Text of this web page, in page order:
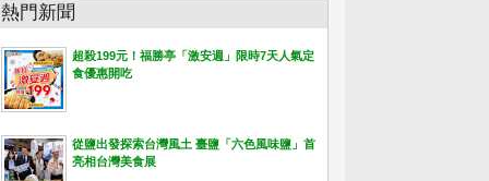
熱門新聞
超殺199元！福勝亭「激安週」限時7天人氣定
食優惠開吃
從鹽出發探索台灣風土 臺鹽「六色風味鹽」首
亮相台灣美食展